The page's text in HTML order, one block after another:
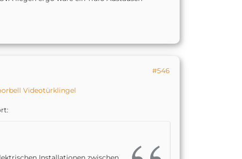
#546
Videotürklingel